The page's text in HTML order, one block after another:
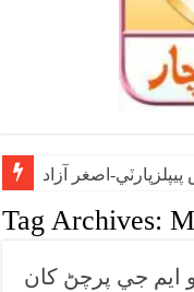
اصغر آزاد
Tag Archives:
ايم جي پرچڻ کان